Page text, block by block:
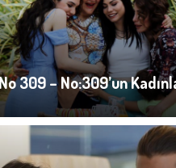
309 – No:309’un